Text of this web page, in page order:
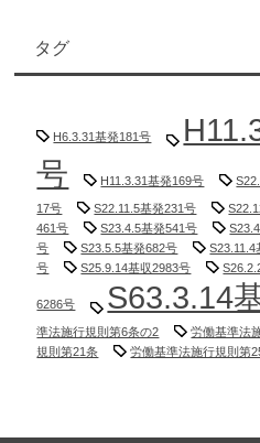
タグ
H6.3.31基発181号
号
H11.3.31基発169号
17号 S22.11.5基発231号
461号
S23.4.5基発541号
号
S23.5.5基発682号 S23.11.4
号
S25.9.14基収2983号
6286号 S63.3.14
準法施行規則第6条の2 労働基準法
規則第21条
労働基準法施行規則第